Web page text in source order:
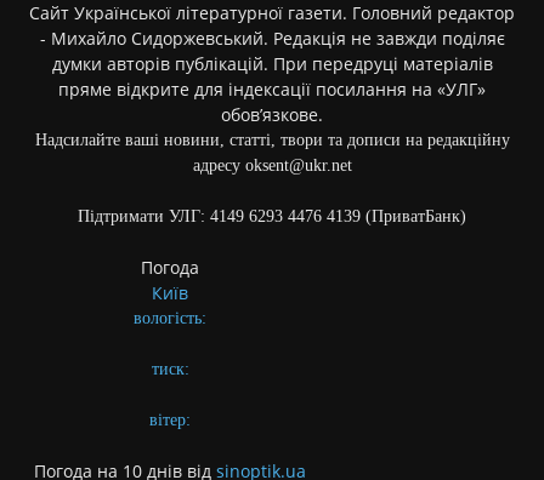
Сайт Української літературної газети. Головний редактор
- Михайло Сидоржевський. Редакція не завжди поділяє
думки авторів публікацій. При передруці матеріалів
пряме відкрите для індексації посилання на «УЛГ»
обов’язкове.
Надсилайте ваші новини, статті, твори та дописи на редакційну
адресу oksent@ukr.net
Підтримати УЛГ: 4149 6293 4476 4139 (ПриватБанк)
Погода
Київ
вологість:
тиск:
вітер:
Погода на 10 днів від sinoptik.ua